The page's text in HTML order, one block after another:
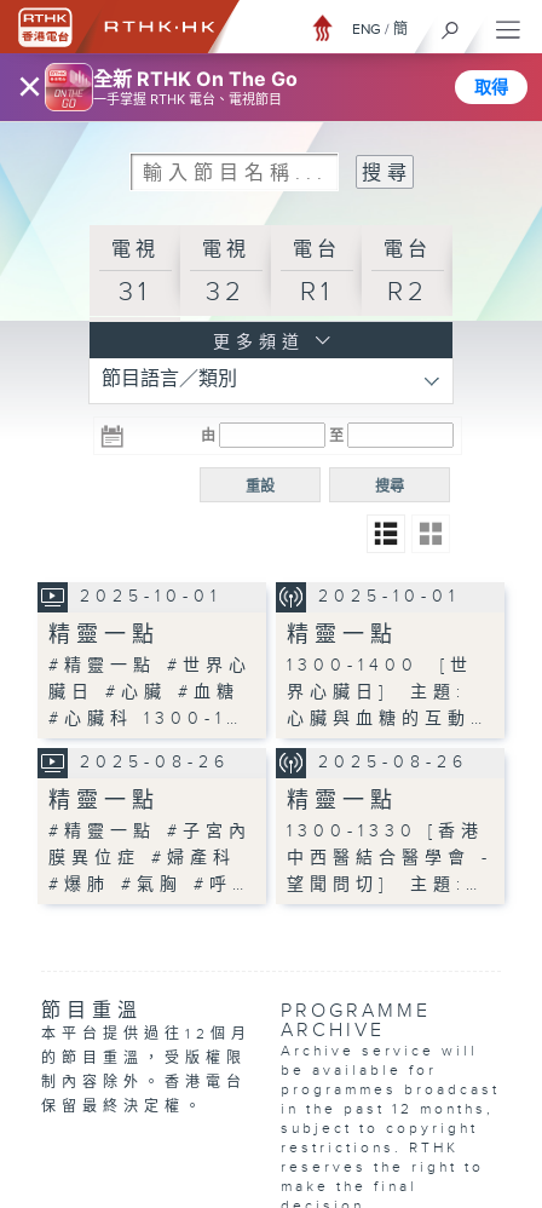
× 全新 RTHK On The Go
一手掌握 RTHK 電台、電視節目
取得
ENG / 簡
電視
31
電視
32
電台
R1
電台
R2
R3
電台 電台
R5
電台
普通
更多頻道
節目語言／類別
由 至
搜尋
重設
2025-10-01
精靈一點
#精靈一點 #世界心
臟日 #心臟 #血糖
#心臟科 1300-1…
2025-10-01
精靈一點
1300-1400 [世
界心臟日] 主題:
心臟與血糖的互動…
2025-08-26
精靈一點
#精靈一點 #子宮內
膜異位症 #婦產科
#爆肺 #氣胸 #呼…
2025-08-26
精靈一點
1300-1330 [香港
中西醫結合醫學會 -
望聞問切] 主題:…
節目重溫
本平台提供過往12個月
的節目重溫，受版權限
制內容除外。香港電台
保留最終決定權。
PROGRAMME
ARCHIVE
Archive service will
be available for
programmes broadcast
in the past 12 months,
subject to copyright
restrictions. RTHK
reserves the right to
make the final